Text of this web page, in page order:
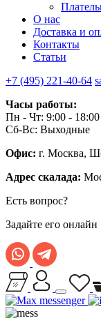
О нас
Доставка и
Контакты
Статьи
+7 (495) 221-40-64
Часы работы:
Пн - Чт: 9:00 -
Сб-Вс: Выходные
Офис: г. Москва,
Адрес скалада:
Есть вопрос?
Задайте его онлайн